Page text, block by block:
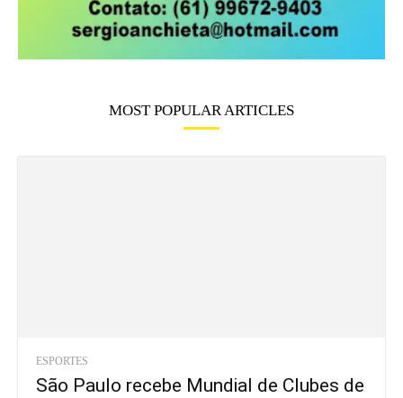
MOST POPULAR ARTICLES
ESPORTES
São Paulo recebe Mundial de Clubes de